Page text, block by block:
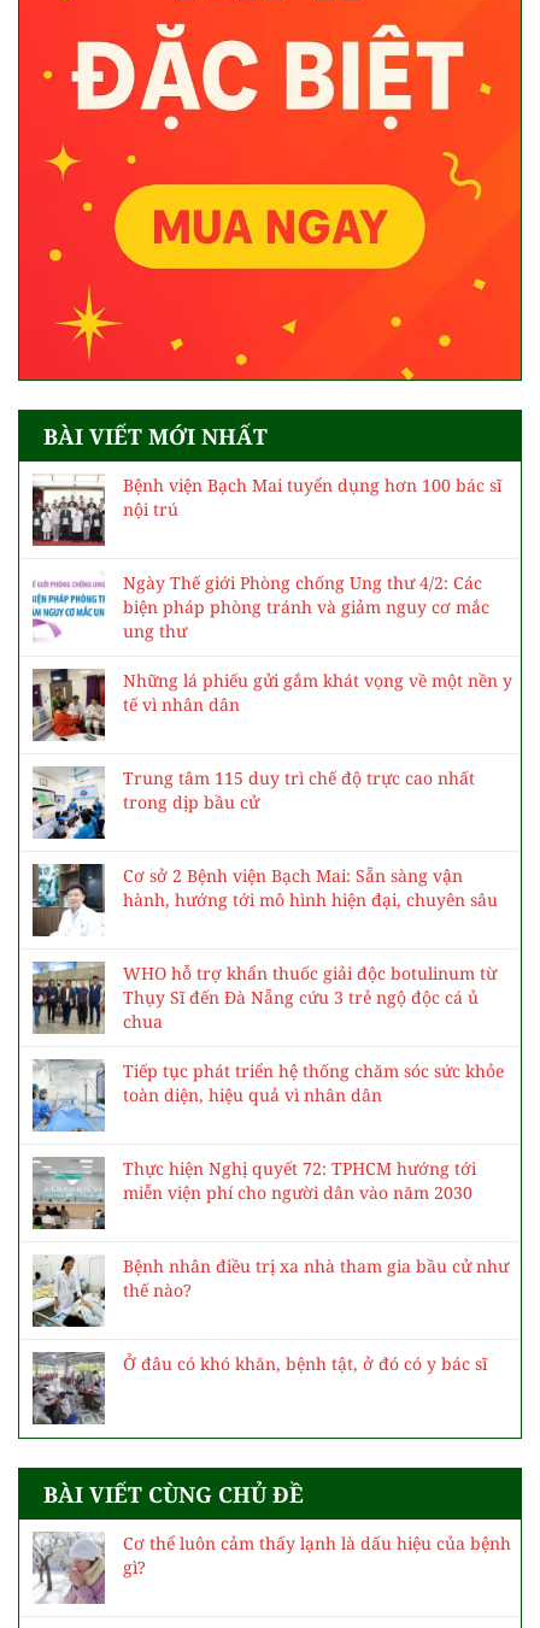
BÀI VIẾT MỚI NHẤT
Bệnh viện Bạch Mai tuyển dụng hơn 100 bác sĩ
nội trú
Ngày Thế giới Phòng chống Ung thư 4/2: Các
biện pháp phòng tránh và giảm nguy cơ mắc
ung thư
Những lá phiếu gửi gắm khát vọng về một nền y
tế vì nhân dân
Trung tâm 115 duy trì chế độ trực cao nhất
trong dịp bầu cử
Cơ sở 2 Bệnh viện Bạch Mai: Sẵn sàng vận
hành, hướng tới mô hình hiện đại, chuyên sâu
WHO hỗ trợ khẩn thuốc giải độc botulinum từ
Thụy Sĩ đến Đà Nẵng cứu 3 trẻ ngộ độc cá ủ
chua
Tiếp tục phát triển hệ thống chăm sóc sức khỏe
toàn diện, hiệu quả vì nhân dân
Thực hiện Nghị quyết 72: TPHCM hướng tới
miễn viện phí cho người dân vào năm 2030
Bệnh nhân điều trị xa nhà tham gia bầu cử như
thế nào?
Ở đâu có khó khăn, bệnh tật, ở đó có y bác sĩ
BÀI VIẾT CÙNG CHỦ ĐỀ
Cơ thể luôn cảm thấy lạnh là dấu hiệu của bệnh
gì?